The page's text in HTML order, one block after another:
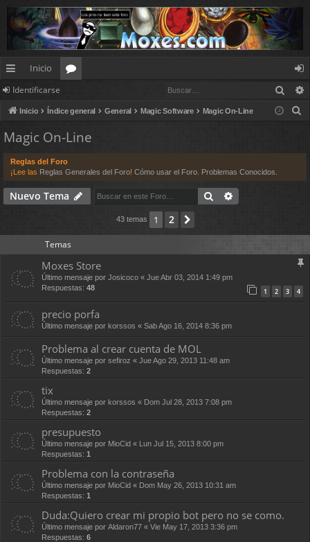
nl
ac
es
rá
d
Inicio
os
de
nt
Identificarse
Inicio Índice general General Magic Software Magic On-Line
Magic On-Line
Reglas del Foro
¡Lee las Reglas Generales del Foro! Cómo usar el Foro. Problemas Conocidos.
Nuevo Tema Buscar
43 temas 1 2
Temas
Moxes Store
Último mensaje por Josicoco « Jue Abr 03, 2014 1:49 pm
Respuestas: 48 1 2 3 4
precio porfa
Último mensaje por korssos « Sab Ago 16, 2014 8:36 pm
Problema al crear cuenta de MOL
Último mensaje por sefiroz « Jue Ago 29, 2013 11:48 am
Respuestas: 2
tix
Último mensaje por korssos « Dom Jul 28, 2013 7:08 pm
Respuestas: 2
presupuesto
Último mensaje por MioCid « Lun Jul 15, 2013 8:00 pm
Respuestas: 1
Problema con la contraseña
Último mensaje por MioCid « Dom May 26, 2013 10:31 am
Respuestas: 1
Duda:Quiero crear mi propio bot pero no se como.
Último mensaje por Aldaron77 « Vie May 17, 2013 3:36 pm
Respuestas: 6